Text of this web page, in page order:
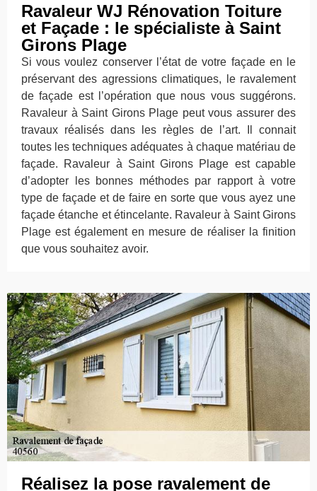
Ravaleur WJ Rénovation Toiture
et Façade : le spécialiste à Saint
Girons Plage
Si vous voulez conserver l’état de votre façade en le
préservant des agressions climatiques, le ravalement
de façade est l’opération que nous vous suggérons.
Ravaleur à Saint Girons Plage peut vous assurer des
travaux réalisés dans les règles de l’art. Il connait
toutes les techniques adéquates à chaque matériau de
façade. Ravaleur à Saint Girons Plage est capable
d’adopter les bonnes méthodes par rapport à votre
type de façade et de faire en sorte que vous ayez une
façade étanche et étincelante. Ravaleur à Saint Girons
Plage est également en mesure de réaliser la finition
que vous souhaitez avoir.
Réalisez la pose ravalement de